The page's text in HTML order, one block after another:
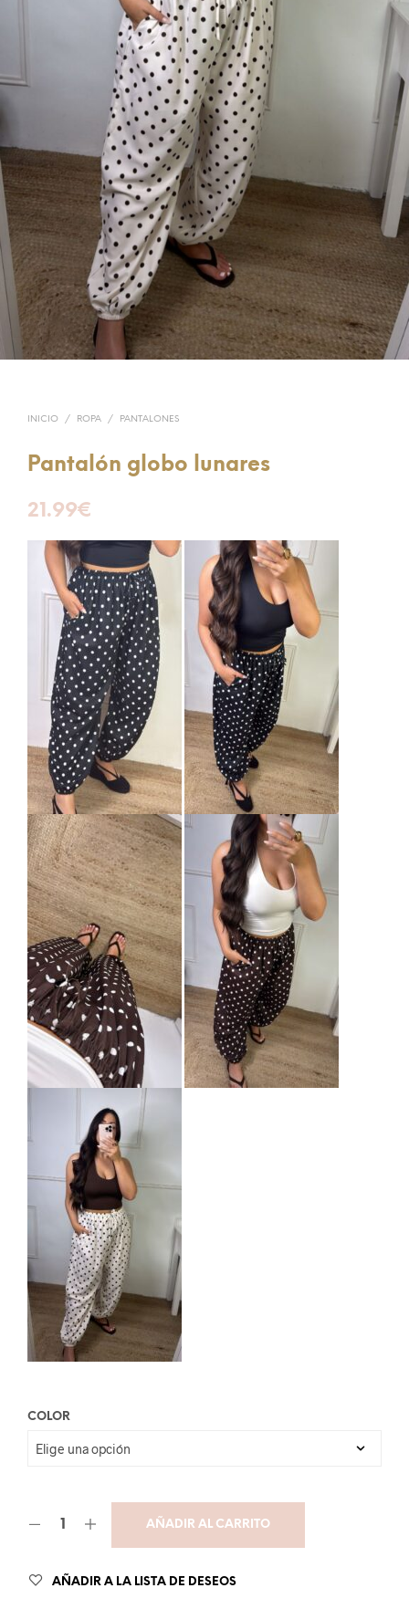
INICIO / ROPA / PANTALONES
Pantalón globo lunares
21.99€
COLOR
AÑADIR AL CARRITO
AÑADIR A LA LISTA DE DESEOS